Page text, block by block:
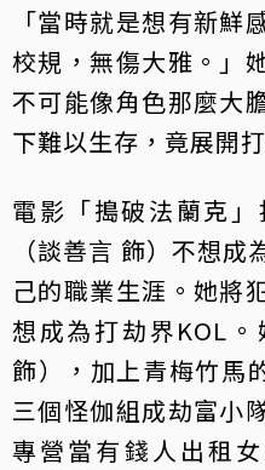
「當時就是想有新鮮
校規，無傷大雅。」
不可能像角色那麼大
下難以生存，竟展開
電影「搗破法蘭克
（談善言 飾）不想
己的職業生涯。她將
想成為打劫界KOL
飾），加上青梅竹馬
三個怪伽組成劫富小
專營當有錢人出租